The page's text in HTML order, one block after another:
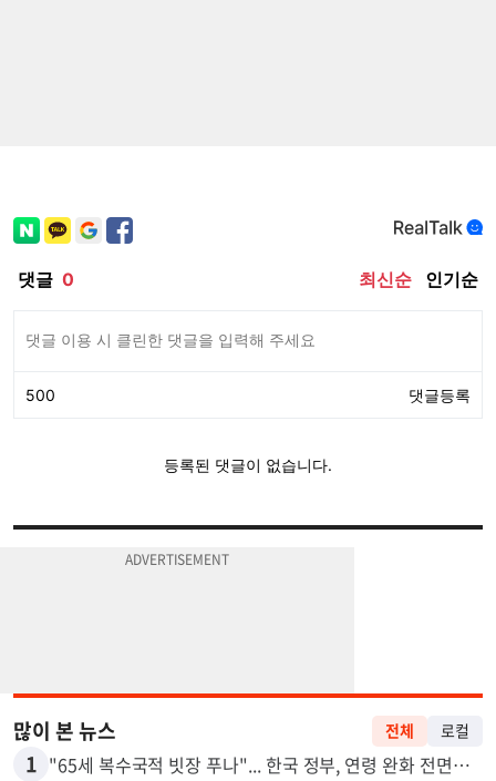
많이 본 뉴스 전체 로컬
1 "65세 복수국적 빗장 푸나"... 한국 정부, 연령 완화 전면 추진